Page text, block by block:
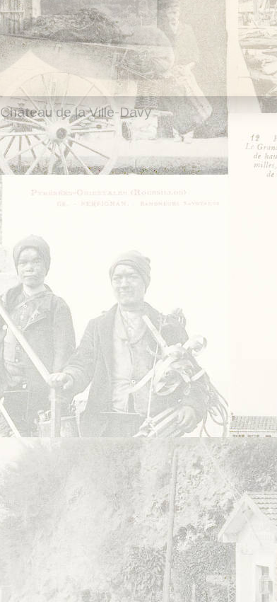
Château de la Ville-Davy